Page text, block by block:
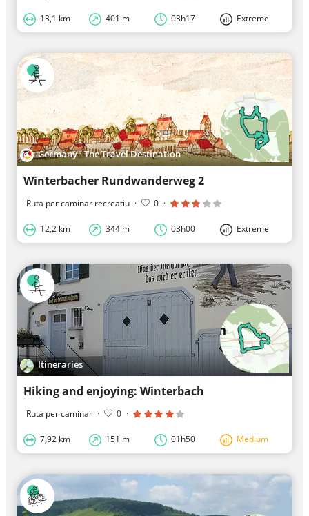
13,1 km 401 m 03h17 Extreme
Germany - The Travel Destination
Winterbacher Rundwanderweg 2
Ruta per caminar recreatiu · 0 ·
12,2 km 344 m 03h00 Extreme
Itineraries
Hiking and enjoying: Winterbach
Ruta per caminar · 0 ·
7,92 km 151 m 01h50 Medium